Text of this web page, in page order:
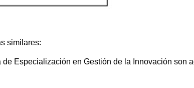
similares:
Especialización en Gestión de la Innovación son